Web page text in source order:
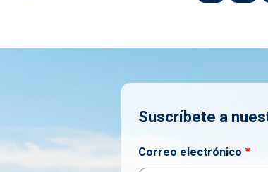
Suscríbete a
Correo electrónico